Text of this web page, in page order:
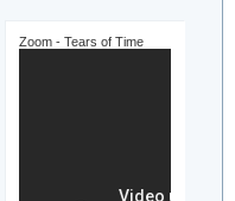
Zoom - Tears of Time